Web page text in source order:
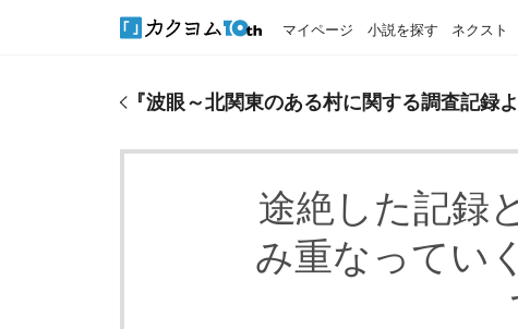
マイページ 小説を探す ネクスト
『波眼～北関東のある村に関する調査記録
途絶した記録
み重なってい